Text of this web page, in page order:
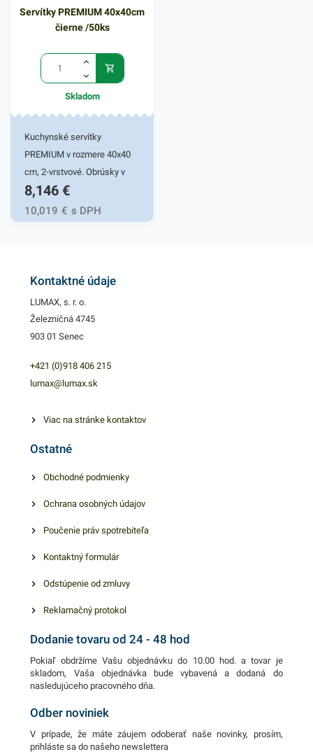
Servítky PREMIUM 40x40cm
čierne /50ks
Skladom
Kuchynské servítky
PREMIUM v rozmere 40x40
cm, 2-vrstvové. Obrúsky v
žltej farbe v balení 50ks.
Používajú sa v reštauráciách,
v domácnostiach a pod.
kvalitnú službu užívateľovi a
servírovaní jedál. Farba: biela
8,146 €
10,019 € s DPH
Kontaktné údaje
LUMAX, s. r. o.
Železničná 4745
903 01 Senec
+421 (0)918 406 215
lumax@lumax.sk
Viac na stránke kontaktov
Ostatné
Obchodné podmienky
Ochrana osobných údajov
Poučenie práv spotrebiteľa
Kontaktný formulár
Odstúpenie od zmluvy
Reklamačný protokol
Dodanie tovaru od 24 - 48 hod
Pokiaľ obdržíme Vašu objednávku do 10.00 hod. a tovar je
skladom, Vaša objednávka bude vybavená a dodaná do
nasledujúceho pracovného dňa.
Odber noviniek
V prípade, že máte záujem odoberať naše novinky, prosím,
prihláste sa do našeho newslettera